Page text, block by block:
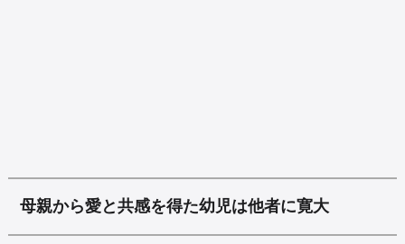
母親から愛と共感を得た幼児は他者に寛大